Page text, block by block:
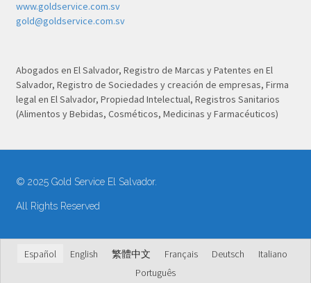
www.goldservice.com.sv
gold@goldservice.com.sv
Abogados en El Salvador, Registro de Marcas y Patentes en El
Salvador, Registro de Sociedades y creación de empresas, Firma
legal en El Salvador, Propiedad Intelectual, Registros Sanitarios
(Alimentos y Bebidas, Cosméticos, Medicinas y Farmacéuticos)
© 2025 Gold Service El Salvador.
All Rights Reserved
Español English 繁體中文 Français Deutsch
Italiano
Português